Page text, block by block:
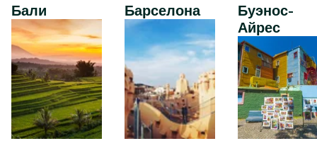
Бали Барселона
Буэнос-
Айрес